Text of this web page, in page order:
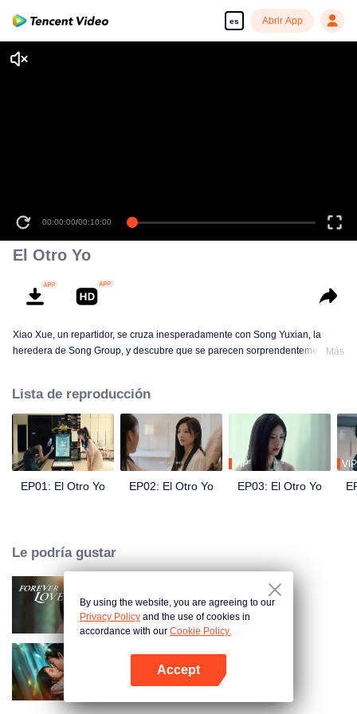
es Abrir App
00:00:00/00:10:00
El Otro Yo
Xiao Xue, un repartidor, se cruza inesperadamente con Song Yuxian, la
heredera de Song Group, y descubre que se parecen sorprendentemente.
de Song Group, está profundamente preocupado. Parece saber todo sobre
Xiao Xue.
Más
Lista de reproducción
EP01: El Otro Yo EP02: El Otro Yo
VIP
EP03: El Otro Yo
VIP
Le podría gustar
Amor Eterno
Amando la Mentira
By using the website, you are agreeing to our
Privacy Policy and the use of cookies in
accordance with our Cookie Policy.
Accept